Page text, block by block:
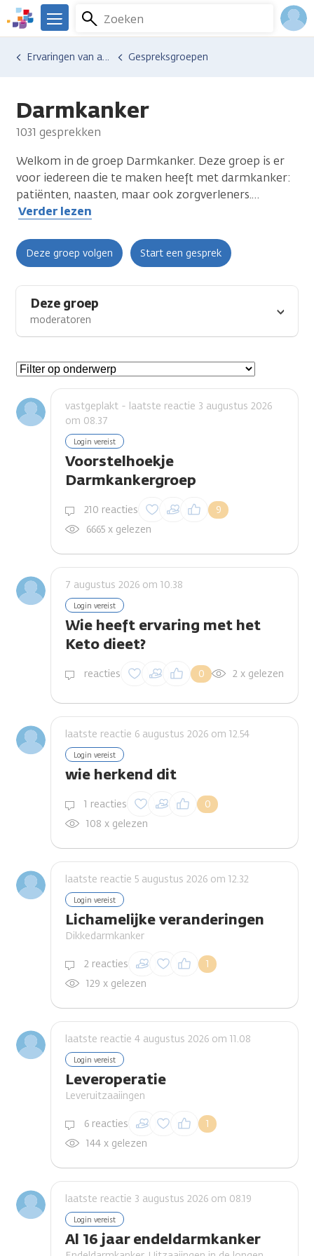
Overslaan
en
naar
We
er
Kanker.nl
Zoeken
Menu
Ervaringen van anderen Gespreksgroepen
Darmkanker
1031 gesprekken
Welkom in de groep Darmkanker. Deze groep is er
voor iedereen die te maken heeft met darmkanker:
patiënten, naasten, maar ook zorgverleners.…
Verder lezen
Deze groep volgen Start een gesprek
Deze groep
moderatoren
Gespreksonderwerpen
vastgeplakt - laatste reactie 3 augustus 2026
om 08.37
Login vereist
Voorstelhoekje
Darmkankergroep
210 reacties 9
Inloggen om een
reactie te plaatsen
6665 x gelezen
7 augustus 2026 om 10.38
Login vereist
Wie heeft ervaring met het
Keto dieet?
reacties 0
Inloggen om een
reactie te plaatsen
2 x gelezen
laatste reactie 6 augustus 2026 om 12.54
Login vereist
wie herkend dit
1 reacties 0
Inloggen om een
reactie te plaatsen
108 x gelezen
laatste reactie 5 augustus 2026 om 12.32
Login vereist
Lichamelijke veranderingen
Dikkedarmkanker
2 reacties 1
Inloggen om een
reactie te plaatsen
129 x gelezen
laatste reactie 4 augustus 2026 om 11.08
Login vereist
Leveroperatie
Leveruitzaaiingen
6 reacties 1
Inloggen om een
reactie te plaatsen
144 x gelezen
laatste reactie 3 augustus 2026 om 08.19
Login vereist
Al 16 jaar endeldarmkanker